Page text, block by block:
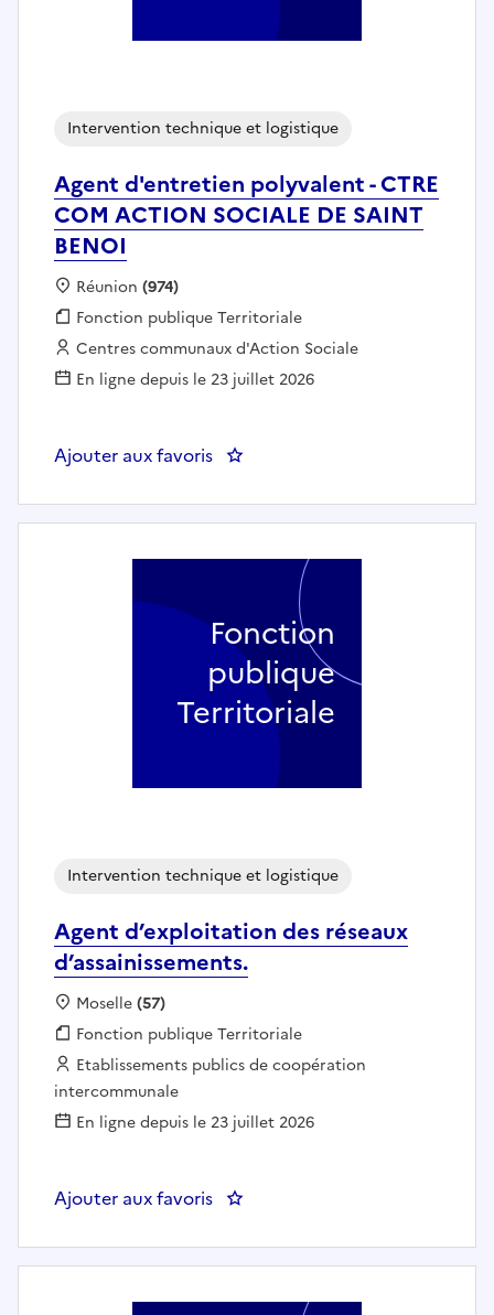
Agent d'entretien polyvalent - CTRE
COM ACTION SOCIALE DE SAINT
BENOI
Intervention technique et logistique
Localisation :
Réunion (974)
Fonction publique :
Fonction publique Territoriale
Employeur :
Centres communaux d'Action Sociale
En ligne depuis le 23 juillet 2026
Ajouter aux favoris : Agent d'entretien polyvalent -
Agent d’exploitation des réseaux
d’assainissements.
Intervention technique et logistique
Localisation :
Moselle(57)
Fonction publique :
Fonction publique Territoriale
Employeur :
Etablissements publics de coopération
intercommunale
En ligne depuis le 23 juillet 2026
Ajouter aux favoris : Agent d’exploitation des
Fonction
publique
Territoriale